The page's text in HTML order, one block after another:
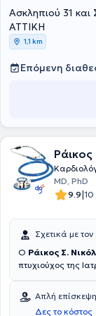
Ασκληπιού 31
ΑΤΤΙΚΗ
1,1 km
Επόμενη
MD, PhD
9.9|10
Σχετικά με τον
Ο Ράικος Σ.
πτυχιούχος της
Πανεπιστημίου
Εργάστηκε στο
Απλή επίσκεψη
Δες το κόστος